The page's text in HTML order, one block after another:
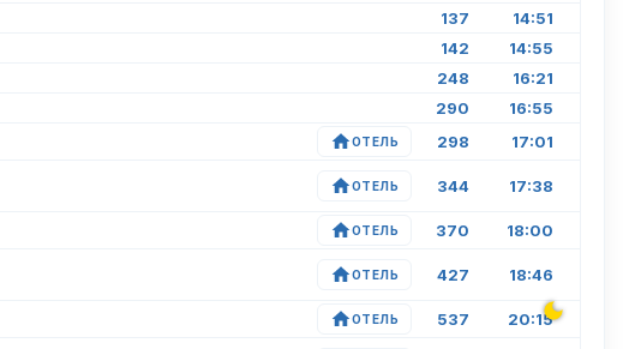
137 14:51
142 14:55
248 16:21
290 16:55
ОТЕЛЬ 298 17:01
ОТЕЛЬ 344 17:38
ОТЕЛЬ 370 18:00
ОТЕЛЬ 427 18:46
ОТЕЛЬ 537 20:15